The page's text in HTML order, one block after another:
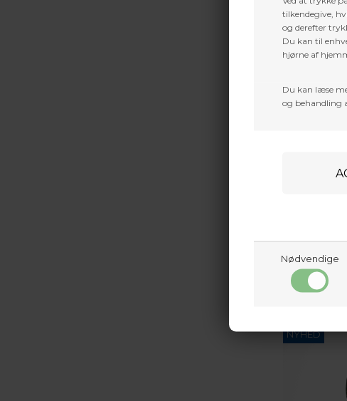
tilkendegive,
og derefter
Du kan til
hjørne af
Du kan læse
og behandling
Nødvendige
NYHED